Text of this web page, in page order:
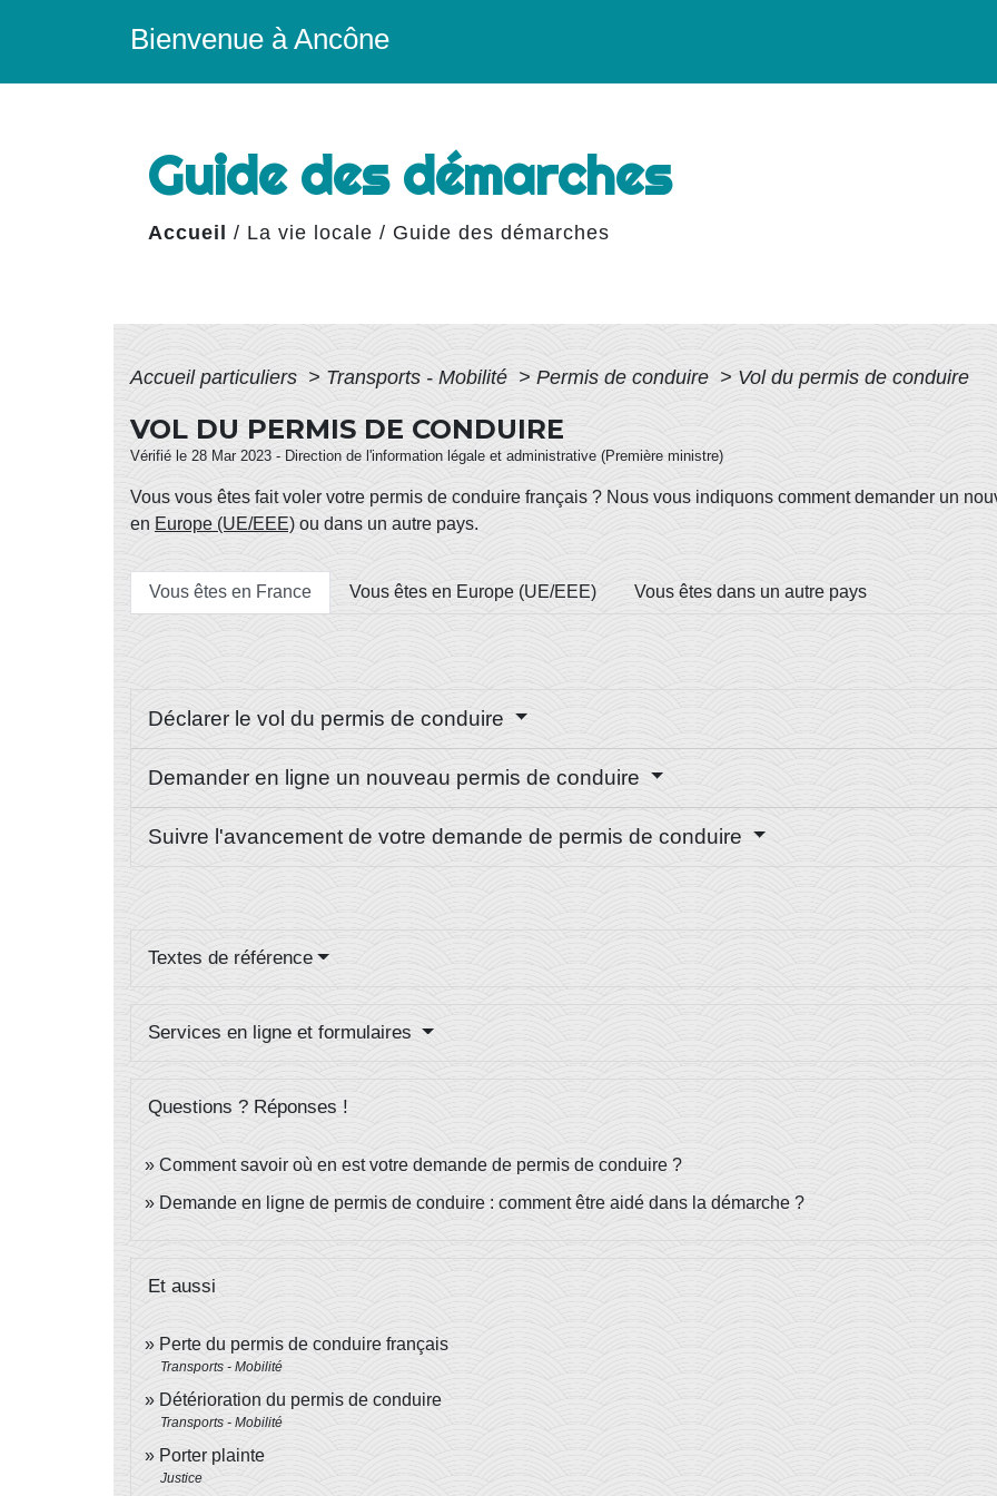
Bienvenue à Ancône
Guide des démarches
Accueil / La vie locale / Guide des démarches
Accueil particuliers > Transports - Mobilité > Permis de conduire > Vol du permis de conduire
VOL DU PERMIS DE CONDUIRE
Vérifié le 28 Mar 2023 - Direction de l'information légale et administrative (Première ministre)
Vous vous êtes fait voler votre permis de conduire français ? Nous vous indiquons comment demander un
en Europe (UE/EEE) ou dans un autre pays.
Vous êtes en France Vous êtes en Europe (UE/EEE) Vous êtes dans un autre pays
Déclarer le vol du permis de conduire
Demander en ligne un nouveau permis de conduire
Suivre l'avancement de votre demande de permis de conduire
Textes de référence
Services en ligne et formulaires
Questions ? Réponses !
Comment savoir où en est votre demande de permis de conduire ?
Demande en ligne de permis de conduire : comment être aidé dans la démarche ?
Et aussi
Perte du permis de conduire français
Transports - Mobilité
Détérioration du permis de conduire
Transports - Mobilité
Porter plainte
Justice